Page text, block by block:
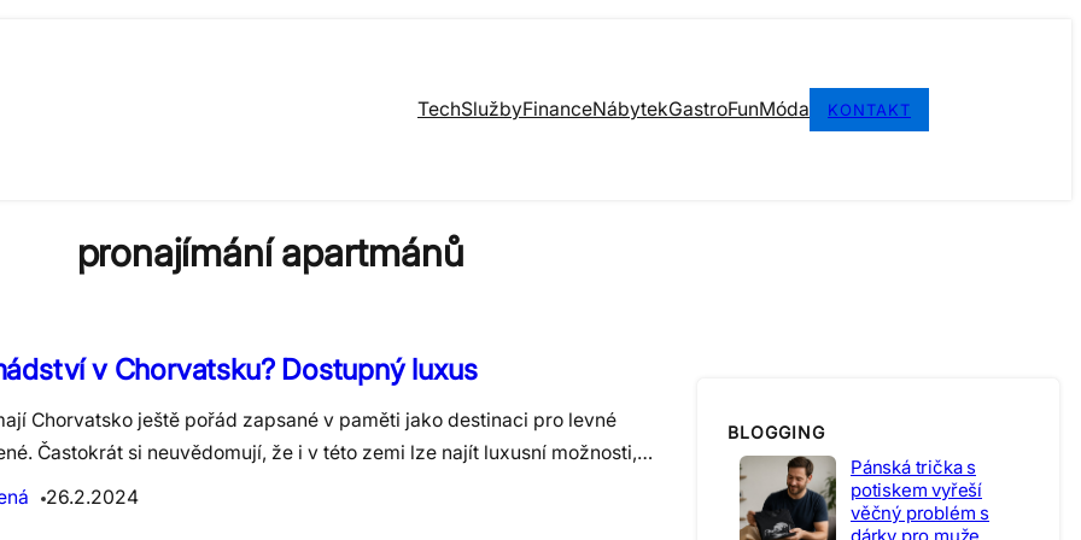
TechSlužbyFinanceNábytekGastroFunMóda KONTAKT
pronajímání apartmánů
v Chorvatsku? Dostupný luxus
Chorvatsko ještě pořád zapsané v paměti jako destinaci pro levné
Častokrát si neuvědomují, že i v této zemi lze najít luxusní možnosti,…
26.2.2024
BLOGGING
Pánská trička s
potiskem vyřeší
věčný problém s
dárky pro muže